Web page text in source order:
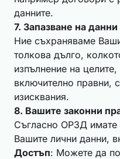
данните.
7. Запазване на данни
Ние съхраняваме
толкова дълго,
изпълнение на
включително правни,
изисквания.
8. Вашите законни
Съгласно ОРЗД имате
Вашите лични данни,
Достъп: Можете да